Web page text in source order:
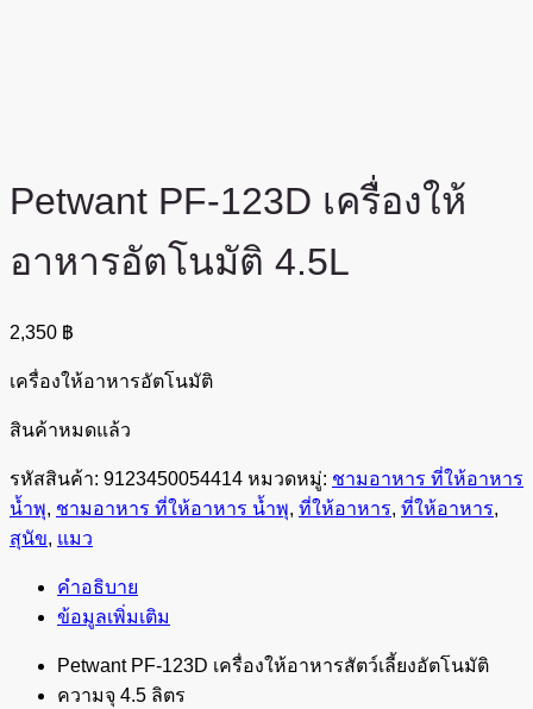
Petwant PF-123D เครื่องให้
อาหารอัตโนมัติ 4.5L
2,350 ฿
เครื่องให้อาหารอัตโนมัติ
สินค้าหมดแล้ว
รหัสสินค้า: 9123450054414 หมวดหมู่: ชามอาหาร ที่ให้อาหาร
น้ำพุ, ชามอาหาร ที่ให้อาหาร น้ำพุ, ที่ให้อาหาร, ที่ให้อาหาร,
สุนัข, แมว
คำอธิบาย
ข้อมูลเพิ่มเติม
Petwant PF-123D เครื่องให้อาหารสัตว์เลี้ยงอัตโนมัติ
ความจุ 4.5 ลิตร